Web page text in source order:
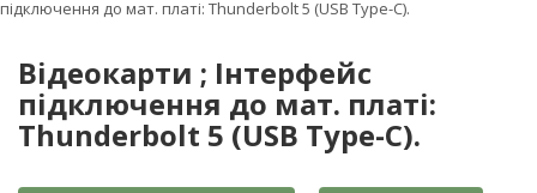
підключення до мат. платі: Thunderbolt 5 (USB Type-C).
Відеокарти ; Інтерфейс
підключення до мат. платі:
Thunderbolt 5 (USB Type-C).